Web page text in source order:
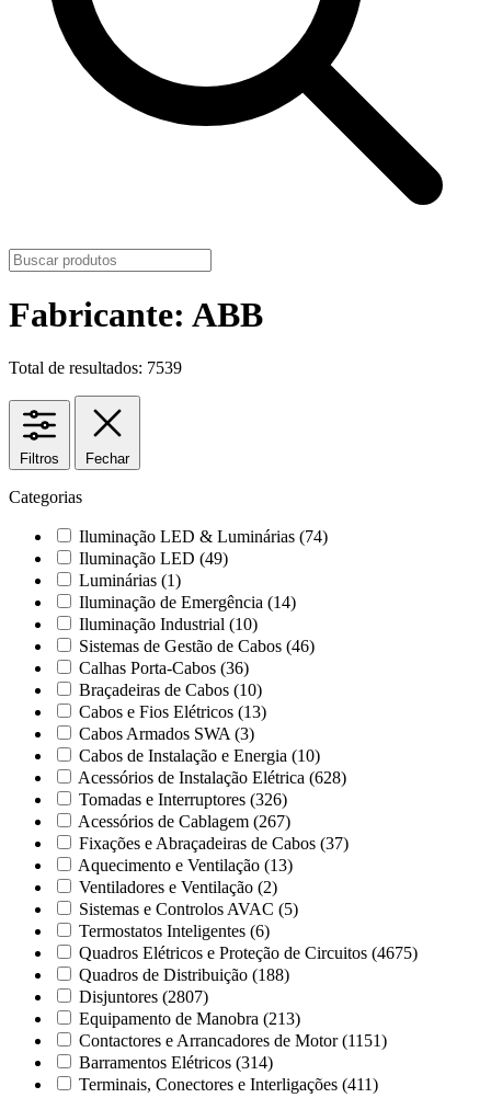
Fabricante: ABB
Total de resultados: 7539
Filtros Fechar
Categorias
Iluminação LED & Luminárias (74)
Iluminação LED (49)
Luminárias (1)
Iluminação de Emergência (14)
Iluminação Industrial (10)
Sistemas de Gestão de Cabos (46)
Calhas Porta-Cabos (36)
Braçadeiras de Cabos (10)
Cabos e Fios Elétricos (13)
Cabos Armados SWA (3)
Cabos de Instalação e Energia (10)
Acessórios de Instalação Elétrica (628)
Tomadas e Interruptores (326)
Acessórios de Cablagem (267)
Fixações e Abraçadeiras de Cabos (37)
Aquecimento e Ventilação (13)
Ventiladores e Ventilação (2)
Sistemas e Controlos AVAC (5)
Termostatos Inteligentes (6)
Quadros Elétricos e Proteção de Circuitos (4675)
Quadros de Distribuição (188)
Disjuntores (2807)
Equipamento de Manobra (213)
Contactores e Arrancadores de Motor (1151)
Barramentos Elétricos (314)
Terminais, Conectores e Interligações (411)